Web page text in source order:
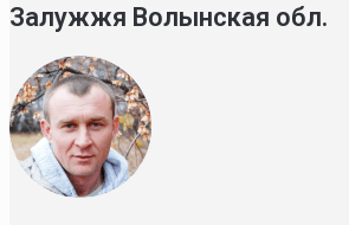
Залужжя Волынская обл.